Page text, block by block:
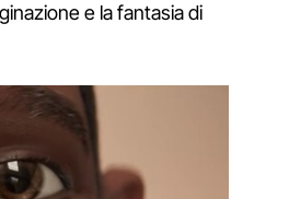
e la fantasia di